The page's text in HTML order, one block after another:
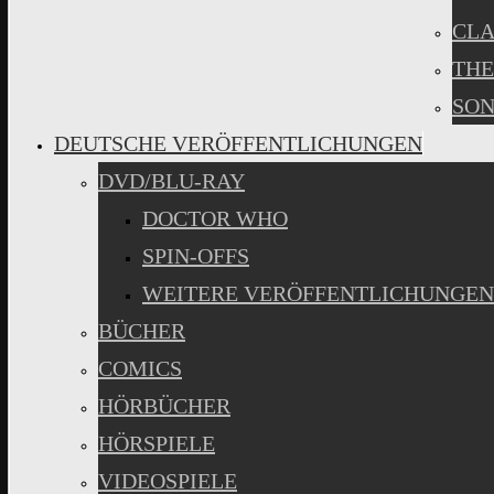
DEUTSCHE VERÖFFENTLICHUNGEN
DVD/BLU-RAY
DOCTOR WHO
SPIN-OFFS
WEITERE VERÖFFENTLICHUNGEN
BÜCHER
COMICS
HÖRBÜCHER
HÖRSPIELE
VIDEOSPIELE